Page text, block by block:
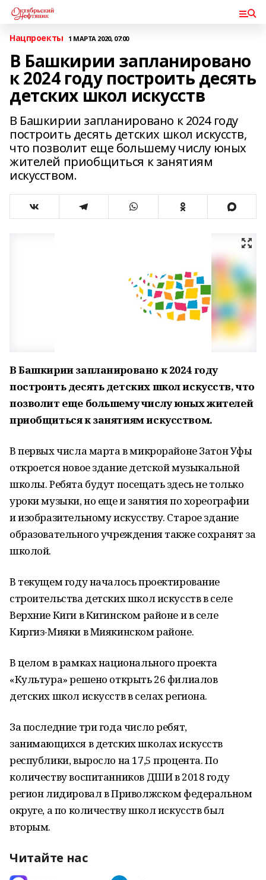
Нацпроекты 1 МАРТА 2020, 07:00
В Башкирии запланировано
к 2024 году построить десять
детских школ искусств
В Башкирии запланировано к 2024 году
построить десять детских школ искусств,
что позволит еще большему числу юных
жителей приобщиться к занятиям
искусством.
В Башкирии запланировано к 2024 году
построить десять детских школ искусств, что
позволит еще большему числу юных жителей
приобщиться к занятиям искусством.
В первых числа марта в микрорайоне Затон Уфы
откроется новое здание детской музыкальной
школы. Ребята будут посещать здесь не только
уроки музыки, но еще и занятия по хореографии
и изобразительному искусству. Старое здание
образовательного учреждения также сохранят за
школой.
В текущем году началось проектирование
строительства детских школ искусств в селе
Верхние Киги в Кигинском районе и в селе
Киргиз-Мияки в Миякинском районе.
В целом в рамках национального проекта
«Культура» решено открыть 26 филиалов
детских школ искусств в селах региона.
За последние три года число ребят,
занимающихся в детских школах искусств
республики, выросло на 17,5 процента. По
количеству воспитанников ДШИ в 2018 году
регион лидировал в Приволжском федеральном
округе, а по количеству школ искусств был
вторым.
Читайте нас